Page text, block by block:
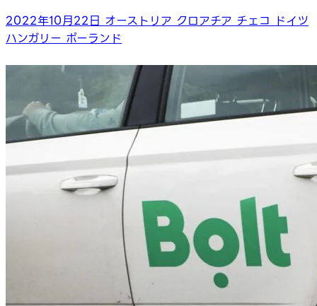
2022年10月22日 オーストリア クロアチア チェコ ドイツ
ハンガリー ポーランド